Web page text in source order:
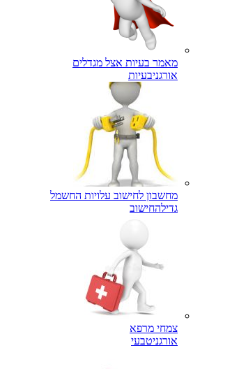
מאמר בעיות אצל מגדלים
אורגניבעיות
מחשבון לחישוב עלויות החשמל
גדילהחישוב
צמחי מרפא
אורגניטבעי